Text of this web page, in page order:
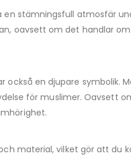
stämningsfull atmosfär
oavsett om det handlar
också en djupare
för muslimer. Oavsett
material, vilket gör att du